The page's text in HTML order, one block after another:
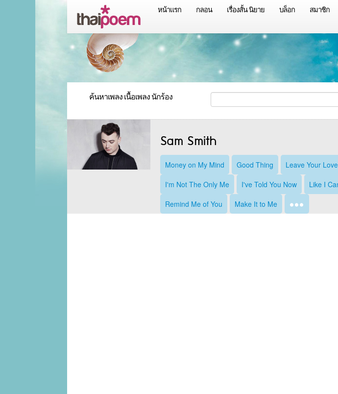
หน้าแรก กลอน เรื่องสั้น นิยาย บล็อก สมาชิก
ค้นหาเพลง เนื้อเพลง นักร้อง
Sam Smith
Money on My Mind Good Thing
Leave Your
I'm Not The Only Me
I've Told You Now Like I
Remind Me of You
Make It to Me